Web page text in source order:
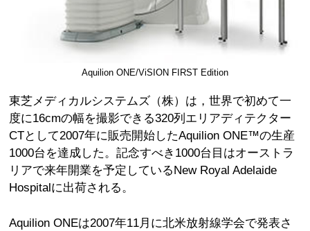
Aquilion ONE/ViSION FIRST Edition
東芝メディカルシステムズ（株）は，世界で初めて一
度に16cmの幅を撮影できる320列エリアディテクター
CTとして2007年に販売開始したAquilion ONE™の生産
1000台を達成した。記念すべき1000台目はオーストラ
リアで来年開業を予定しているNew Royal Adelaide
Hospitalに出荷される。
Aquilion ONEは2007年11月に北米放射線学会で発表さ